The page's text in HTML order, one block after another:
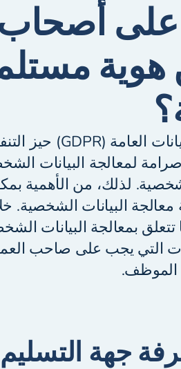
أصحاب
هوية
صرامة لمعالجة البيانات
لذلك، من الأهمية
تتعلق بمعالجة البيانات
التي يجب على صاحب
الموظف.
جهة التسليم